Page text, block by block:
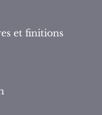
et finitions